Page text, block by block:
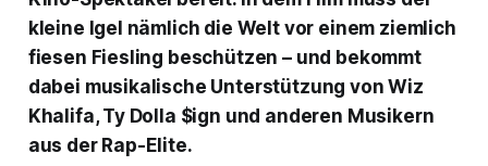
kleine Igel nämlich die Welt vor einem ziemlich
fiesen Fiesling beschützen – und bekommt
dabei musikalische Unterstützung von Wiz
Khalifa, Ty Dolla $ign und anderen Musikern
aus der Rap-Elite.